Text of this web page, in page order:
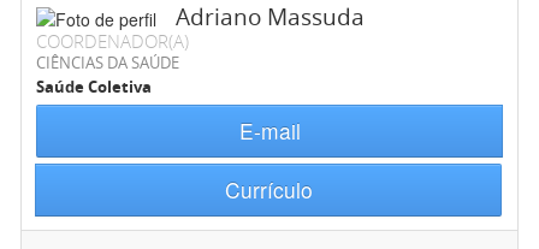
Adriano Massuda
COORDENADOR(A)
CIÊNCIAS DA SAÚDE
Saúde Coletiva
E-mail
Currículo